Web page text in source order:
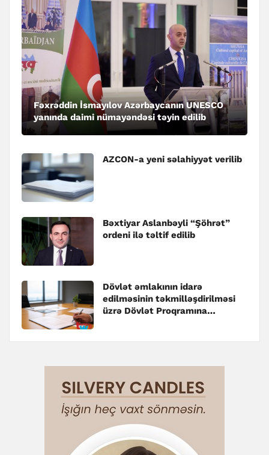
Fəxrəddin İsmayılov Azərbaycanın UNESCO
yanında daimi nümayəndəsi təyin edilib
AZCON-a yeni səlahiyyət verilib
Bəxtiyar Aslanbəyli “Şöhrət”
ordeni ilə təltif edilib
Dövlət əmlakının idarə
edilməsinin təkmilləşdirilməsi
üzrə Dövlət Proqramına